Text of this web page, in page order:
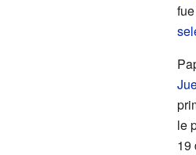
le
19